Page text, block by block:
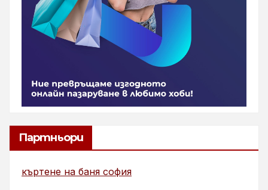
Партньори
къртене на баня софия